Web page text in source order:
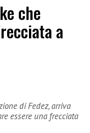
che
a
di Fedez, arriva
essere una frecciata